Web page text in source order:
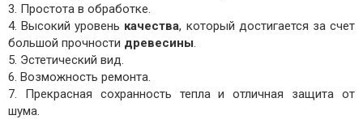
3. Простота в обработке.
4. Высокий уровень качества, который достигается за счет
большой прочности древесины.
5. Эстетический вид.
6. Возможность ремонта.
7. Прекрасная сохранность тепла и отличная защита от
шума.